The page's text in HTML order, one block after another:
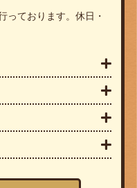
っております。休日・